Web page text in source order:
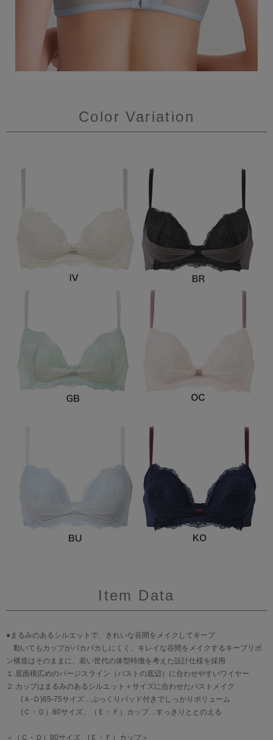
Color Variation
Item Data
●まるみのあるシルエットで、きれいな谷間をメイクしてキープ
動いてもカップがパカパカしにくく、キレイな谷間をメイクするキープリボ
ン構造はそのままに、若い世代の体型特徴を考えた設計仕様を採用
１.底面積広めのバージスライン（バストの底辺）に合わせやすいワイヤー
２.カップはまるみのあるシルエット＋サイズに合わせたバストメイク
(Ａ-Ｄ)65-75サイズ…ぷっくりパッド付きでしっかりボリューム
(Ｃ・Ｄ）80サイズ、（Ｅ・Ｆ）カップ…すっきりととのえる
＜（Ｃ・Ｄ）80サイズ、(Ｅ・Ｆ）カップ＞